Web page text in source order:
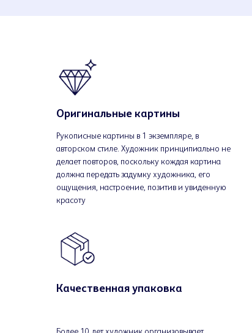
Оригинальные картины
Рукописные картины в 1 экземпляре, в
авторском стиле. Художник принципиально не
делает повторов, поскольку кождая картина
должна передать задумку художника, его
ощущения, настроение, позитив и увиденную
красоту
Качественная упаковка